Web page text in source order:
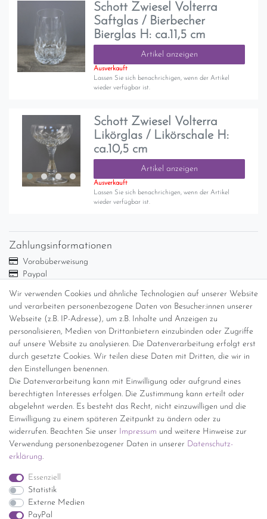
Schott Zwiesel Volterra
Saftglas / Bierbecher
Bierglas H: ca.11,5 cm
Artikel anzeigen
Ausverkauft
Lassen Sie sich benachrichigen, wenn der Artikel
wieder verfügbar ist.
Schott Zwiesel Volterra
Likörglas / Likörschale H:
ca.10,5 cm
Artikel anzeigen
Ausverkauft
Lassen Sie sich benachrichigen, wenn der Artikel
wieder verfügbar ist.
Wir verwenden Cookies und ähnliche Technologien auf unserer Website
und verarbeiten personenbezogene Daten von Besucher:innen unserer
Webseite (z.B. IP-Adresse), um z.B. Inhalte und Anzeigen zu
personalisieren, Medien von Drittanbietern einzubinden oder Zugriffe
auf unsere Website zu analysieren. Die Datenverarbeitung erfolgt erst
durch gesetzte Cookies. Wir teilen diese Daten mit Dritten, die wir in
den Einstellungen benennen.
Die Datenverarbeitung kann mit Einwilligung oder aufgrund eines
berechtigten Interesses erfolgen. Die Zustimmung kann erteilt oder
abgelehnt werden. Es besteht das Recht, nicht einzuwilligen und die
Einwilligung zu einem späteren Zeitpunkt zu ändern oder zu
widerrufen. Beachten Sie unser Impressum und weitere Hinweise zur
Verwendung personenbezogener Daten in unserer Daten­schutz­
erklärung.
Essenziell
Statistik
Externe Medien
PayPal
Zahlungsinformationen
Vorabüberweisung
Paypal
Versandinformationen
Versand per GLS (6,90 Euro) oder DHL (8,49 Euro ) inkl. MwSt.
(innerhalb Deutschlands)
kostenfreie Lieferung ab 150 Euro Warenwert (innerhalb
Deutschlands)
Übersicht Internationale Versandkosten
Wir kaufen an
Sie haben zuviel Porzellan im Schrank? Gerne kaufen wir dieses an.
Einfach unverbindliches Angebot anfordern.
*Endpreis inkl. MwSt. (Dieser Artikel unterliegt gem. § 25a
UStG der Differenzbesteuerung, ein Ausweis der
Mehrwertsteuer auf der Rechnung erfolgt nicht.)